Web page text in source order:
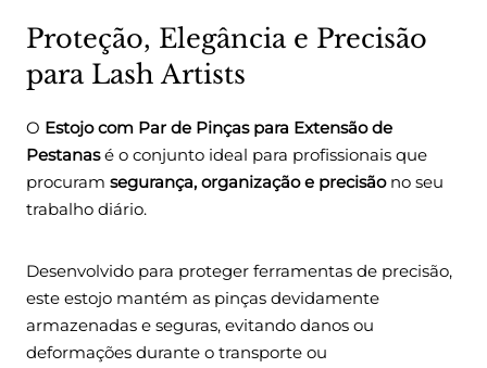
Proteção, Elegância e Precisão
para Lash Artists
O Estojo com Par de Pinças para Extensão de
Pestanasé o conjunto ideal para profissionais que
procuram segurança, organização e precisãono seu
trabalho diário.
Desenvolvido para proteger ferramentas de precisão,
este estojo mantém as pinças devidamente
armazenadas e seguras, evitando danos ou
deformações durante o transporte ou